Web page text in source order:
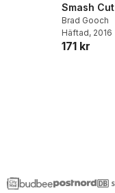
Smash Cut
Brad Gooch
Häftad, 2016
171 kr